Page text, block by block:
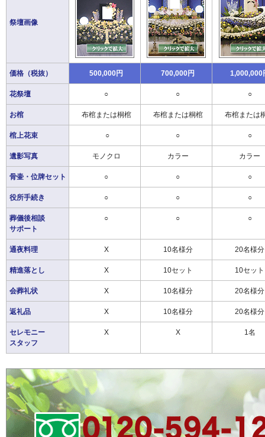
祭壇画像
価格（税抜） 500,000円 700,000円 1,000,000
花祭壇 ○ ○ ○
お棺 布棺または桐棺 布棺または桐棺 布棺または
棺上花束 ○ ○ ○
遺影写真 モノクロ カラー カラー
骨壷・位牌セット ○ ○ ○
役所手続き ○ ○ ○
葬儀後相談
サポート
○ ○ ○
通夜料理 X 10名様分 20名様分
精進落とし X 10セット 10セット
会葬礼状 X 10名様分 20名様分
返礼品 X 10名様分 20名様分
セレモニー
スタッフ
X X 1名